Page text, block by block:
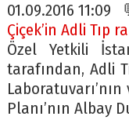
01.09.2016
Çiçek’in Adli Tıp
Özel Yetkili
tarafından, Adli
Planı’nın Albay